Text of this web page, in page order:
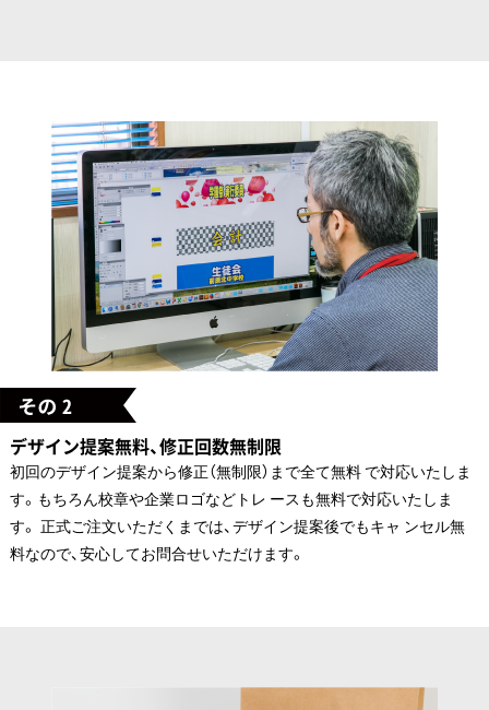
デザイン提案無料、修正回数無制限
初回のデザイン提案から修正（無制限）まで全て無料 で対応いたしま
す。もちろん校章や企業ロゴなどトレ ースも無料で対応いたしま
す。 正式ご注文いただくまでは、デザイン提案後でもキャ ンセル無
料なので、安心してお問合せいただけます。